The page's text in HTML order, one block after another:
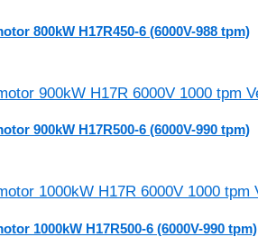
800kW H17R450-6 (6000V-988 tpm)
900kW H17R500-6 (6000V-990 tpm)
1000kW H17R500-6 (6000V-990 tpm)